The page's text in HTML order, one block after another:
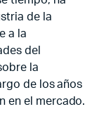
de la
a la
del
la
de los años
en el mercado.